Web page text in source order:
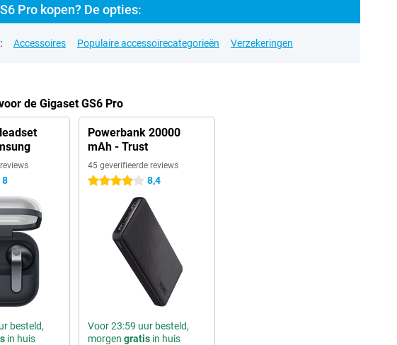
Pro kopen? De opties:
Accessoires Populaire accessoirecategorieën Verzekeringen
de Gigaset GS6 Pro
8
besteld,
in huis
Powerbank 20000
mAh - Trust
45 geverifieerde reviews
4 sterren 8,4
Voor 23:59 uur besteld,
morgen gratisin huis